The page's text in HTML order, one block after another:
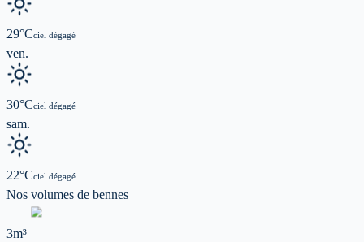
29°Cciel dégagé
ven.
30°Cciel dégagé
sam.
22°Cciel dégagé
Nos volumes de bennes
3m³